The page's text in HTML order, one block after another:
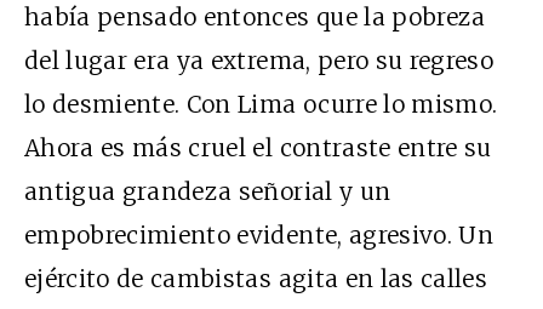
había pensado entonces que la pobreza
del lugar era ya extrema, pero su regreso
lo desmiente. Con Lima ocurre lo mismo.
Ahora es más cruel el contraste entre su
antigua grandeza señorial y un
empobrecimiento evidente, agresivo. Un
ejército de cambistas agita en las calles